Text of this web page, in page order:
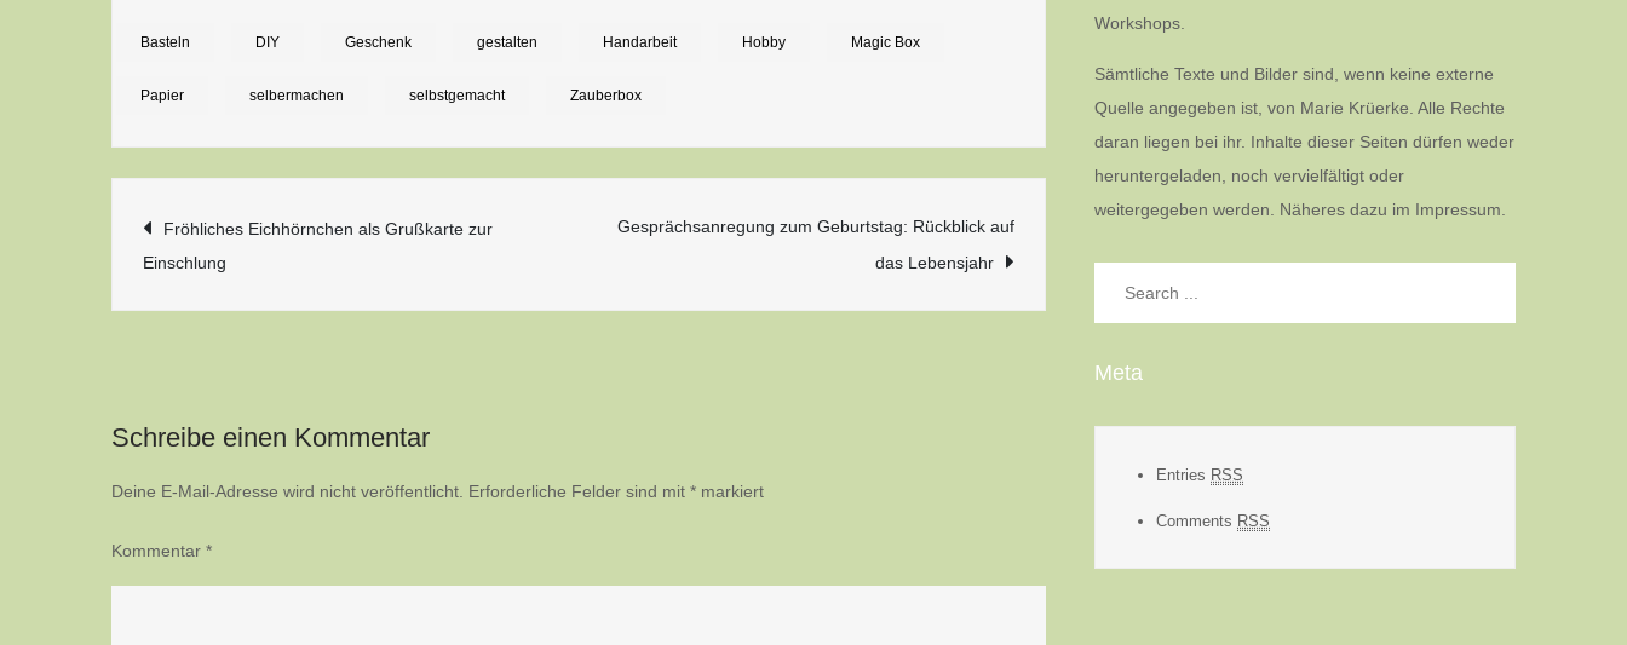
Basteln DIY Geschenk gestalten Handarbeit Hobby Magic Box
Papier selbermachen selbstgemacht Zauberbox
Beitragsnavigation
Fröhliches Eichhörnchen als Grußkarte zur
Einschlung
Gesprächsanregung zum Geburtstag: Rückblick auf
das Lebensjahr
Schreibe einen Kommentar
Deine E-Mail-Adresse wird nicht veröffentlicht. Erforderliche Felder sind mit * markiert
Kommentar *
Workshops.
Sämtliche Texte und Bilder sind, wenn keine externe
Quelle angegeben ist, von Marie Krüerke. Alle Rechte
daran liegen bei ihr. Inhalte dieser Seiten dürfen weder
heruntergeladen, noch vervielfältigt oder
weitergegeben werden. Näheres dazu im Impressum.
Meta
Entries RSS
Comments RSS